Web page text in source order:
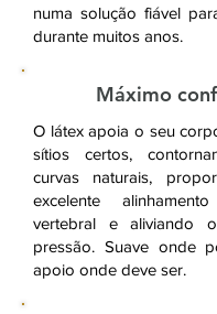
numa solução fiável
durante muitos anos.
Máximo
O látex apoia o seu
sítios certos,
curvas naturais,
excelente
vertebral e aliviando
pressão. Suave onde
apoio onde deve ser.